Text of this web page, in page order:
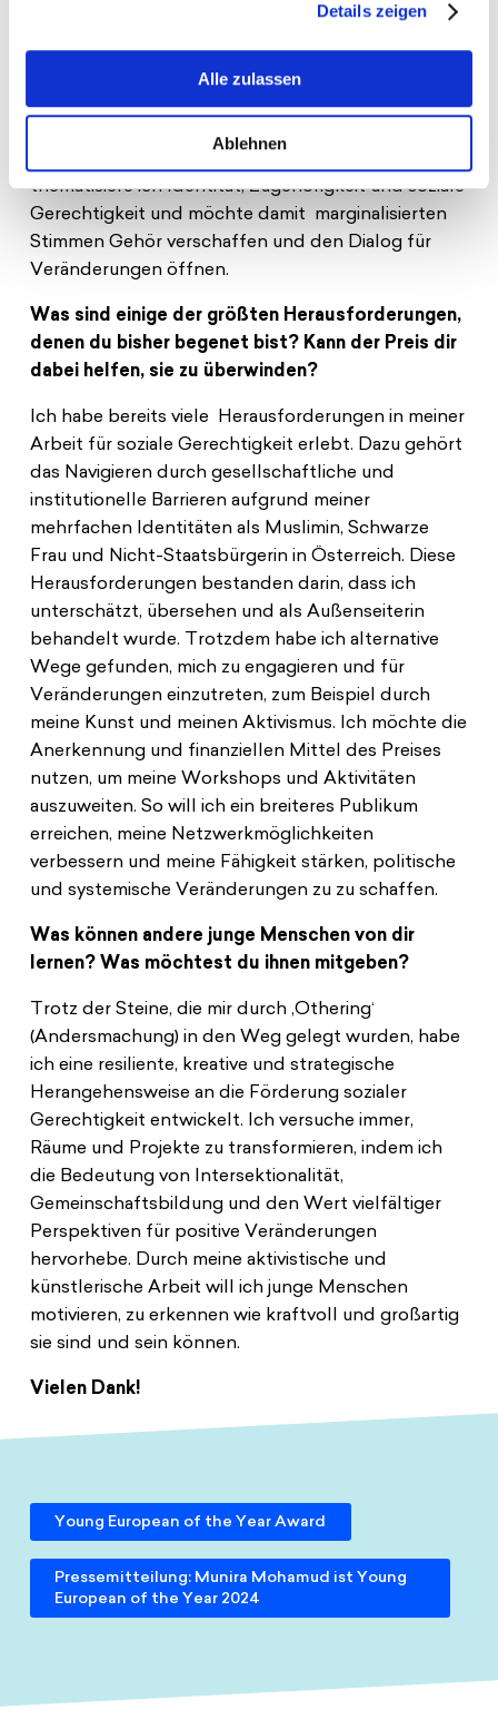
Details zeigen
Alle zulassen
Ablehnen
Jugendlichen, durchgeführt. Als Forscherin und
Projektmanagerin im EU-Projekt „Butterfly Effect“
konzentriere ich mich zudem darauf, Hassvorfälle zu
bekämpfen und junge Opfer durch einen
thematisiere ich Identität, Zugehörigkeit und soziale
Gerechtigkeit und möchte damit marginalisierten
Stimmen Gehör verschaffen und den Dialog für
Veränderungen öffnen.
Was sind einige der größten Herausforderungen,
denen du bisher begenet bist? Kann der Preis dir
dabei helfen, sie zu überwinden?
Ich habe bereits viele Herausforderungen in meiner
Arbeit für soziale Gerechtigkeit erlebt. Dazu gehört
das Navigieren durch gesellschaftliche und
institutionelle Barrieren aufgrund meiner
mehrfachen Identitäten als Muslimin, Schwarze
Frau und Nicht-Staatsbürgerin in Österreich. Diese
Herausforderungen bestanden darin, dass ich
unterschätzt, übersehen und als Außenseiterin
behandelt wurde. Trotzdem habe ich alternative
Wege gefunden, mich zu engagieren und für
Veränderungen einzutreten, zum Beispiel durch
meine Kunst und meinen Aktivismus. Ich möchte die
Anerkennung und finanziellen Mittel des Preises
nutzen, um meine Workshops und Aktivitäten
auszuweiten. So will ich ein breiteres Publikum
erreichen, meine Netzwerkmöglichkeiten
verbessern und meine Fähigkeit stärken, politische
und systemische Veränderungen zu zu schaffen.
Was können andere junge Menschen von dir
lernen? Was möchtest du ihnen mitgeben?
Trotz der Steine, die mir durch ‚Othering‘
(Andersmachung) in den Weg gelegt wurden, habe
ich eine resiliente, kreative und strategische
Herangehensweise an die Förderung sozialer
Gerechtigkeit entwickelt. Ich versuche immer,
Räume und Projekte zu transformieren, indem ich
die Bedeutung von Intersektionalität,
Gemeinschaftsbildung und den Wert vielfältiger
Perspektiven für positive Veränderungen
hervorhebe. Durch meine aktivistische und
künstlerische Arbeit will ich junge Menschen
motivieren, zu erkennen wie kraftvoll und großartig
sie sind und sein können.
Vielen Dank!
Young European of the Year Award
Pressemitteilung: Munira Mohamud ist Young
European of the Year 2024